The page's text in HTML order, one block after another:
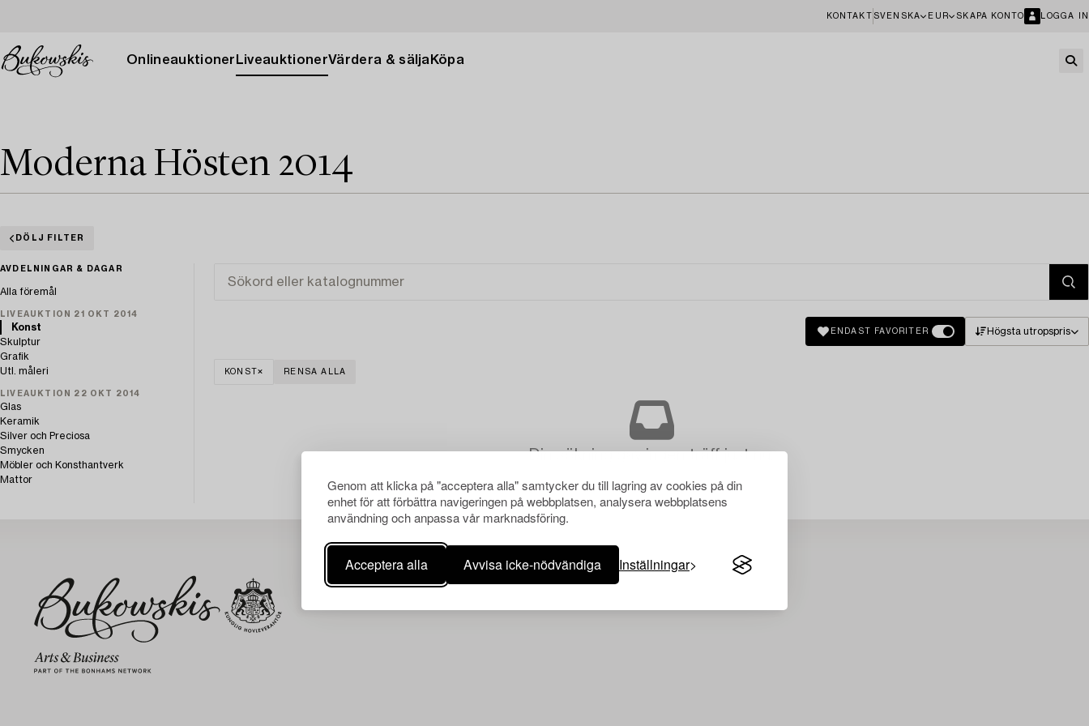
Genom att klicka på "acceptera alla" samtycker du till lagring av cookies på din
enhet för att förbättra navigeringen på webbplatsen, analysera webbplatsens
användning och anpassa vår marknadsföring.
Acceptera alla Avvisa icke-nödvändiga Inställningar
KONTAKT SVENSKA EUR SKAPA KONTO LOGGA IN
Onlineauktioner LiveauktionerVärdera & sälja Köpa
Moderna Hösten 2014
DÖLJ FILTER
AVDELNINGAR & DAGAR
Alla föremål
LIVEAUKTION 21 OKT 2014
Konst
Skulptur
Grafik
Utl. måleri
LIVEAUKTION 22 OKT 2014
Glas
Keramik
Silver och Preciosa
Smycken
Möbler och Konsthantverk
Mattor
ENDAST FAVORITER Högsta utropspris
KONST RENSA ALLA
Din sökning gav ingen träff just nu.